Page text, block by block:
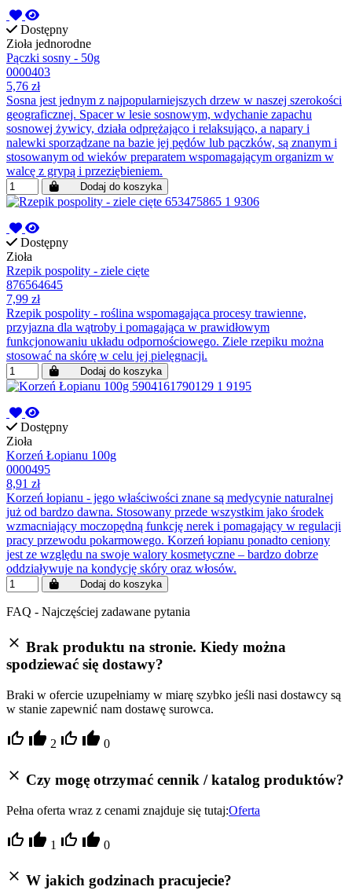
Dostępny
Zioła jednorodne
Pączki sosny - 50g
0000403
5,76 zł
Sosna jest jednym z najpopularniejszych drzew w naszej szerokości
geograficznej. Spacer w lesie sosnowym, wdychanie zapachu
sosnowej żywicy, działa odprężająco i relaksująco, a napary i
nalewki sporządzane na bazie jej pędów lub pączków, są znanym i
stosowanym od wieków preparatem wspomagającym organizm w
walcę z grypą i przeziębieniem.
Dodaj do koszyka
Dostępny
Zioła
Rzepik pospolity - ziele cięte
876564645
7,99 zł
Rzepik pospolity - roślina wspomagająca procesy trawienne,
przyjazna dla wątroby i pomagająca w prawidłowym
funkcjonowaniu układu odpornościowego. Ziele rzepiku można
stosować na skórę w celu jej pielęgnacji.
Dodaj do koszyka
Dostępny
Zioła
Korzeń Łopianu 100g
0000495
8,91 zł
Korzeń łopianu - jego właściwości znane są medycynie naturalnej
już od bardzo dawna. Stosowany przede wszystkim jako środek
wzmacniający moczopędną funkcję nerek i pomagający w regulacji
pracy przewodu pokarmowego. Korzeń łopianu ponadto ceniony
jest ze względu na swoje walory kosmetyczne – bardzo dobrze
oddziaływuje na kondycję skóry oraz włosów.
Dodaj do koszyka
FAQ - Najczęściej zadawane pytania
Brak produktu na stronie. Kiedy można
spodziewać się dostawy?
Braki w ofercie uzupełniamy w miarę szybko jeśli nasi dostawcy są
w stanie zapewnić nam dostawę surowca.
2 0
Czy mogę otrzymać cennik / katalog produktów?
Pełna oferta wraz z cenami znajduje się tutaj:Oferta
1 0
W jakich godzinach pracujecie?